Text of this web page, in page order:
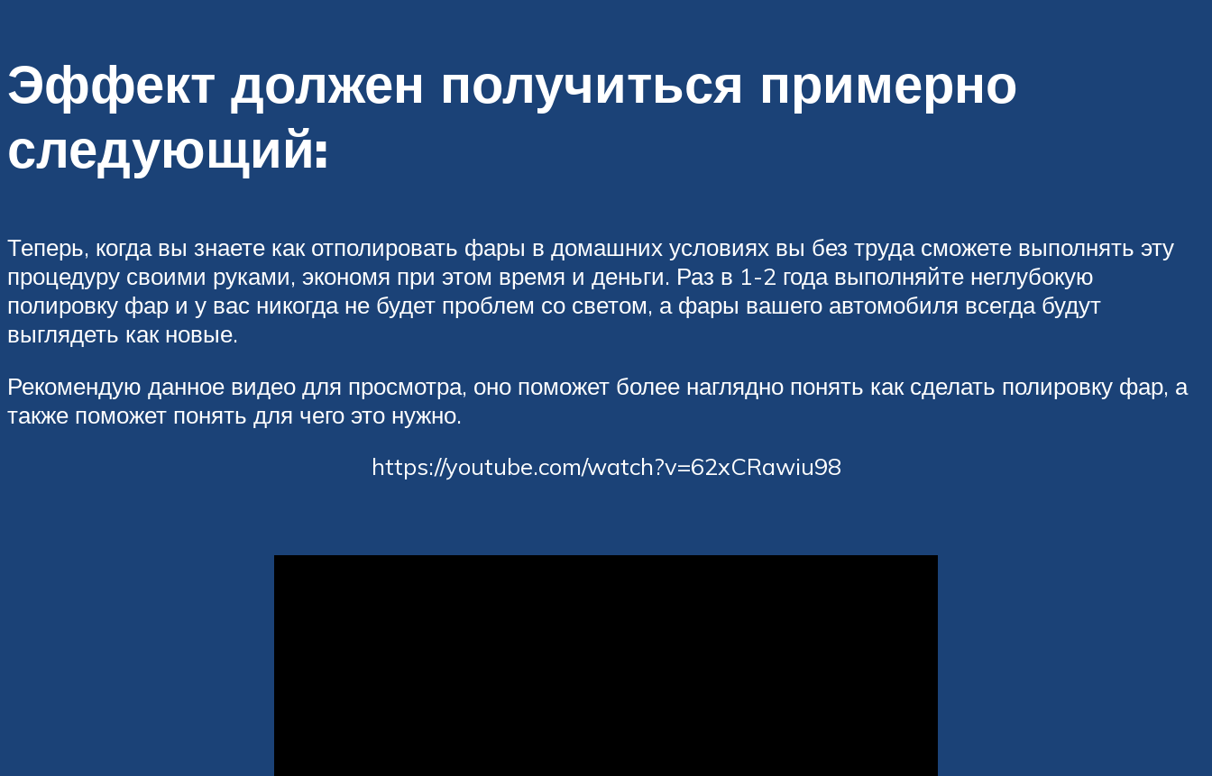
Эффект должен получиться примерно
следующий:
Теперь, когда вы знаете как отполировать фары в домашних условиях вы без труда сможете выполнять эту
процедуру своими руками, экономя при этом время и деньги. Раз в 1-2 года выполняйте неглубокую
полировку фар и у вас никогда не будет проблем со светом, а фары вашего автомобиля всегда будут
выглядеть как новые.
Рекомендую данное видео для просмотра, оно поможет более наглядно понять как сделать полировку фар, а
также поможет понять для чего это нужно.
https://youtube.com/watch?v=62xCRawiu98